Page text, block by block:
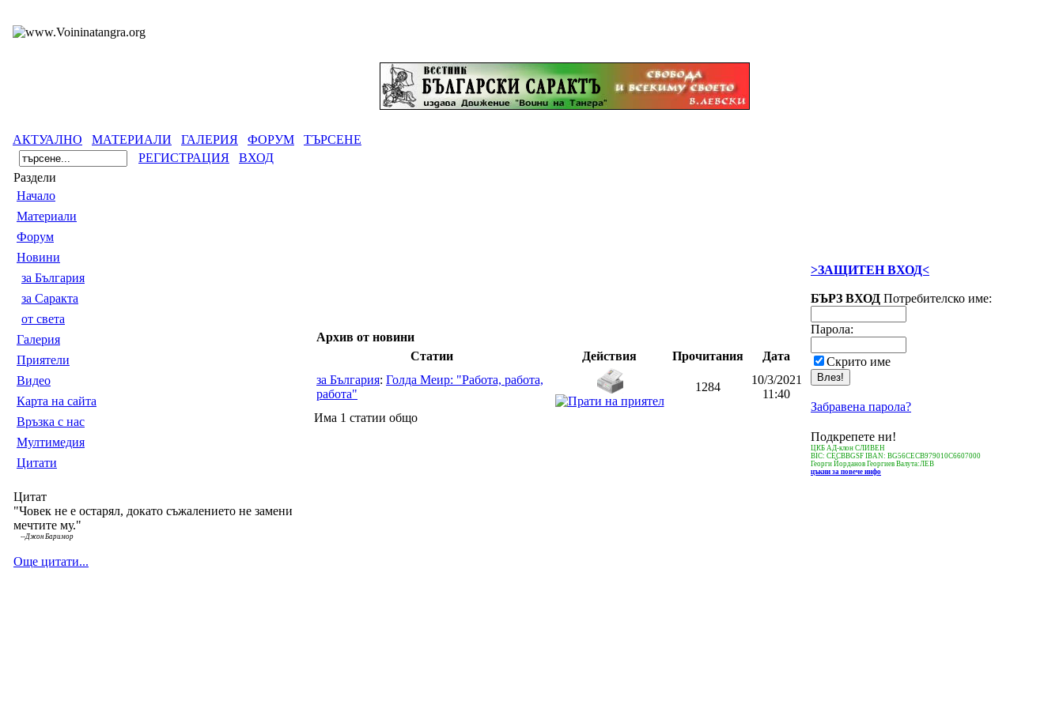
АКТУАЛНО МАТЕРИАЛИ ГАЛЕРИЯ ФОРУМ
ТЪРСЕНЕ
РЕГИСТРАЦИЯ
ВХОД
Раздели
Началo
Материали
Форум
Новини
за България
за Саракта
от света
Галерия
Приятели
Видео
Карта на сайта
Връзка с нас
Мултимедия
Цитати
Цитат
"Човек не е остарял, докато съжалението не замени
мечтите му."
--Джон Баримор
Още цитати...
Архив от новини
Статии
Действия Прочитания
Дата
за България: Голда Меир: "Работа, работа,
работа"
1284
10/3/2021
11:40
Има 1 статии общо
>ЗАЩИТЕН ВХОД<
БЪРЗ ВХОД Потребителско име:
Парола:
Скрито име
Забравена парола?
Подкрепете ни!
ЦКБ АД-клон СЛИВЕН
BIC: CECBBGSF IBAN: BG56CECB979010C6607000
Георги Йорданов Георгиев Валута:ЛЕВ
цъкни за повече инфо